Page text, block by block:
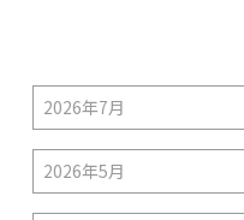
2026年7月
2026年5月